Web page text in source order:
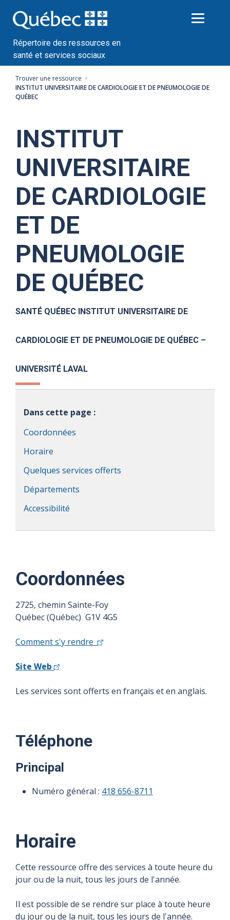
au
contenu
Répertoire des ressources en
santé et services sociaux
Trouver une ressource
INSTITUT UNIVERSITAIRE DE CARDIOLOGIE ET DE PNEUMOLOGIE DE
QUÉBEC
INSTITUT
UNIVERSITAIRE
DE CARDIOLOGIE
ET DE
PNEUMOLOGIE
DE QUÉBEC
SANTÉ QUÉBEC INSTITUT UNIVERSITAIRE DE
CARDIOLOGIE ET DE PNEUMOLOGIE DE QUÉBEC –
UNIVERSITÉ LAVAL
Dans cette page :
Coordonnées
Horaire
Quelques services offerts
Départements
Accessibilité
Coordonnées
2725, chemin Sainte-Foy
Québec (Québec) G1V 4G5
Comment s'y rendre
Site Web
Les services sont offerts en français et en anglais.
Téléphone
Principal
Numéro général : 418 656-8711
Horaire
Cette ressource offre des services à toute heure du
jour ou de la nuit, tous les jours de l'année.
Il est possible de se rendre sur place à toute heure
du jour ou de la nuit, tous les jours de l'année.